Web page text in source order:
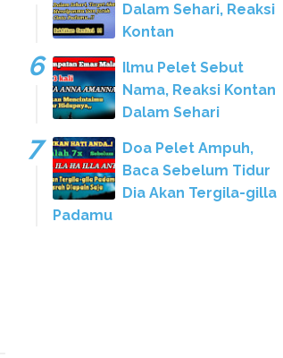
Dalam Sehari, Reaksi
Kontan
Ilmu Pelet Sebut
Nama, Reaksi Kontan
Dalam Sehari
Doa Pelet Ampuh,
Baca Sebelum Tidur
Dia Akan Tergila-gilla
Padamu